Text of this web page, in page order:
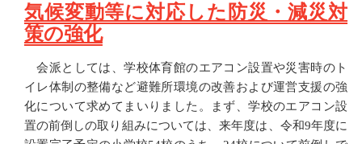
気候変動等に対応した防災・減災対
策の強化
会派としては、学校体育館のエアコン設置や災害時のト
イレ体制の整備など避難所環境の改善および運営支援の強
化について求めてまいりました。まず、学校のエアコン設
置の前倒しの取り組みについては、来年度は、令和9年度に